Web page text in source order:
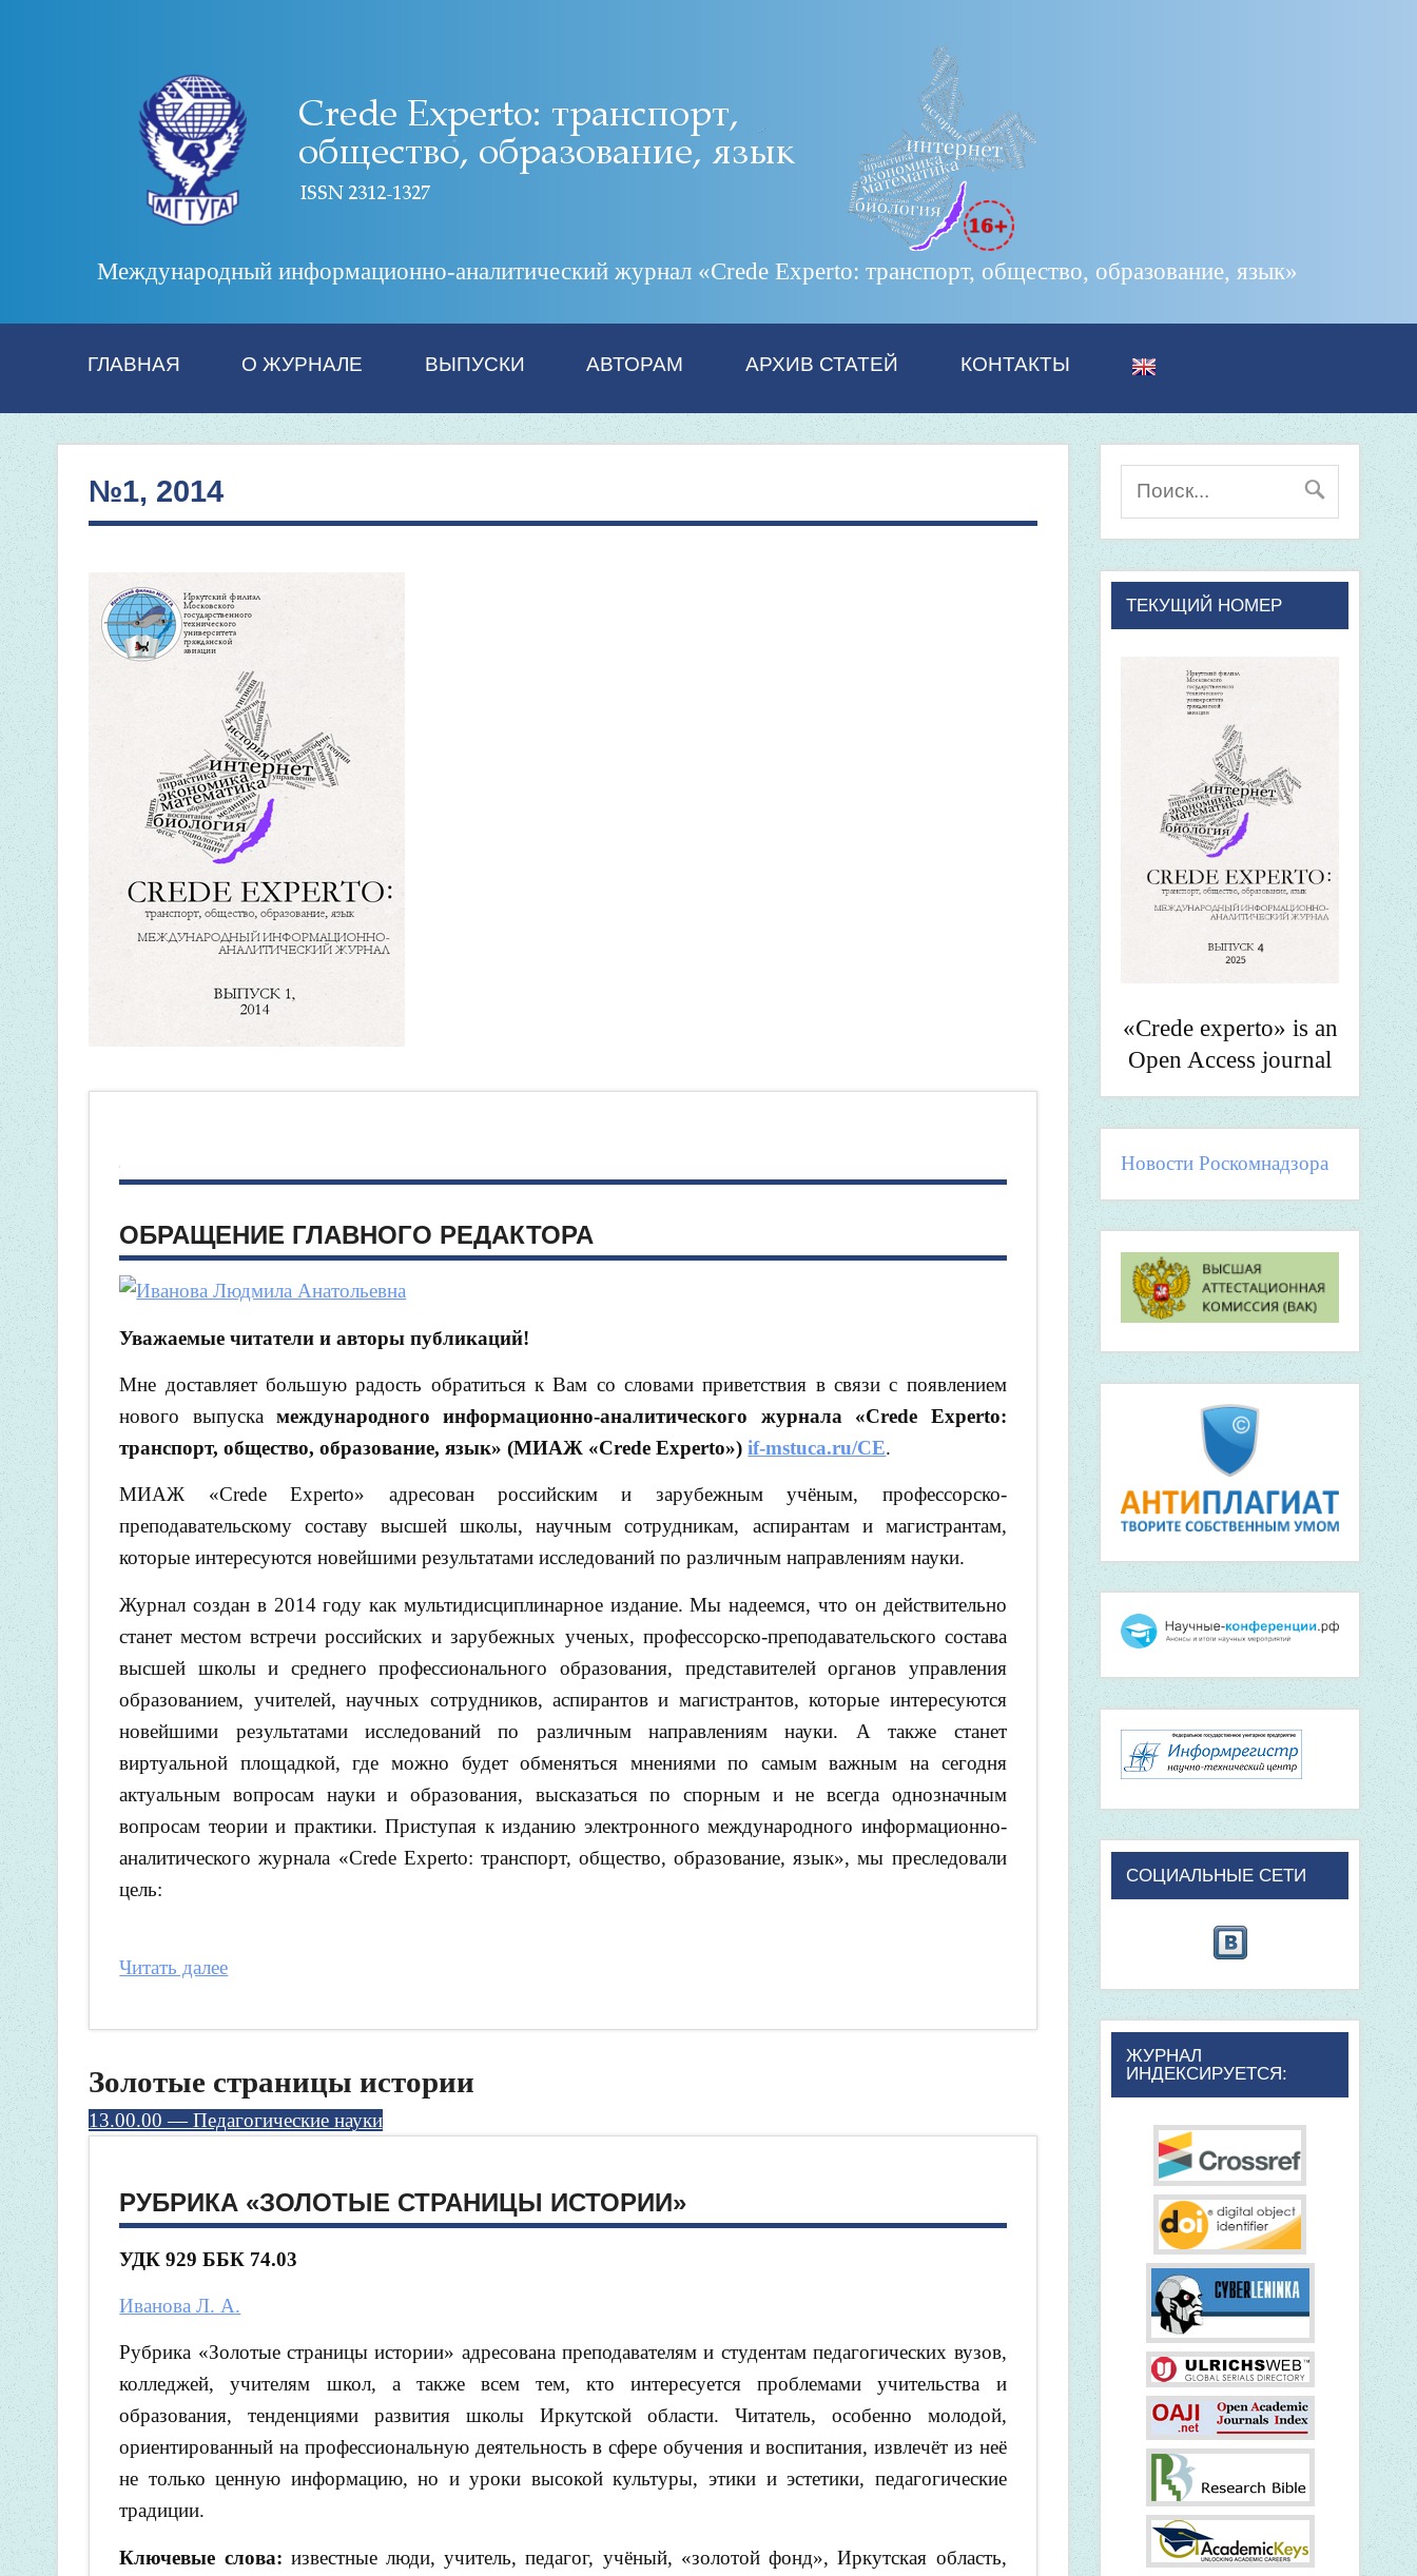
Международный информационно-аналитический журнал «Crede Experto: транспорт, общество, образование, язык»
ГЛАВНАЯ О ЖУРНАЛЕ ВЫПУСКИ АВТОРАМ АРХИВ СТАТЕЙ КОНТАКТЫ
№1, 2014
ОБРАЩЕНИЕ ГЛАВНОГО РЕДАКТОРА
Уважаемые читатели и авторы публикаций!
Мне доставляет большую радость обратиться к Вам со словами приветствия в связи с появлением
нового выпускамеждународного информационно-аналитического журнала «Crede Experto:
транспорт, общество, образование, язык» (МИАЖ «Crede Experto»)if-mstuca.ru/CE.
МИАЖ «Crede Experto» адресован российским и зарубежным учёным, профессорско-
преподавательскому составу высшей школы, научным сотрудникам, аспирантам и магистрантам,
которые интересуются новейшими результатами исследований по различным направлениям науки.
Журнал создан в 2014 году как мультидисциплинарное издание. Мы надеемся, что он действительно
станет местом встречи российских и зарубежных ученых, профессорско-преподавательского состава
высшей школы и среднего профессионального образования, представителей органов управления
образованием, учителей, научных сотрудников, аспирантов и магистрантов, которые интересуются
новейшими результатами исследований по различным направлениям науки. А также станет
виртуальной площадкой, где можно будет обменяться мнениями по самым важным на сегодня
актуальным вопросам науки и образования, высказаться по спорным и не всегда однозначным
вопросам теории и практики. Приступая к изданию электронного международного информационно-
аналитического журнала «Crede Experto: транспорт, общество, образование, язык», мы преследовали
цель:
Читать далее
Золотые страницы истории
13.00.00 — Педагогические науки
РУБРИКА «ЗОЛОТЫЕ СТРАНИЦЫ ИСТОРИИ»
УДК 929 ББК 74.03
Иванова Л. А.
Рубрика «Золотые страницы истории» адресована преподавателям и студентам педагогических вузов,
колледжей, учителям школ, а также всем тем, кто интересуется проблемами учительства и
образования, тенденциями развития школы Иркутской области. Читатель, особенно молодой,
ориентированный на профессиональную деятельность в сфере обучения и воспитания, извлечёт из неё
не только ценную информацию, но и уроки высокой культуры, этики и эстетики, педагогические
традиции.
Ключевые слова: известные люди, учитель, педагог, учёный, «золотой фонд», Иркутская область,
ТЕКУЩИЙ НОМЕР
«Crede experto» is an
Open Access journal
Новости Роскомнадзора
СОЦИАЛЬНЫЕ СЕТИ
ЖУРНАЛ
ИНДЕКСИРУЕТСЯ: